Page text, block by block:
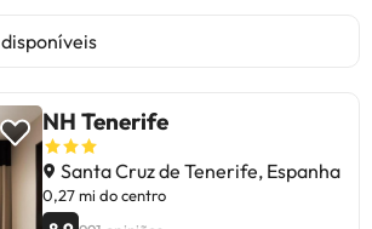
disponíveis
NH Tenerife
Santa Cruz de Tenerife, Espanha
0,27 mi do centro